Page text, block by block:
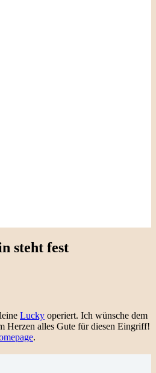
steht fest
Lucky operiert. Ich wünsche dem
Herzen alles Gute für diesen Eingriff!
.